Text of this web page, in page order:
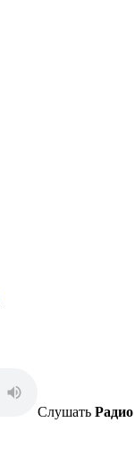
Слушать Радио